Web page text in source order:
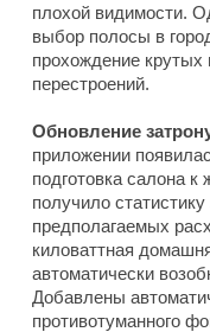
плохой видимости.
выбор полосы в
прохождение крутых
перестроений.
Обновление
приложении
подготовка салона
получило
предполагаемых
киловаттная
автоматически
Добавлены
противотуманного